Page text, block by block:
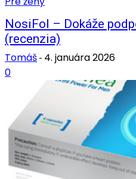
NosiFol – Dokáže
(recenzia)
Tomáš - 4. januára 2026
0